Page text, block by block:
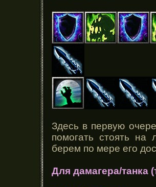
Здесь в первую
помогать стоять на
берем по мере его
Для дамагера/танка